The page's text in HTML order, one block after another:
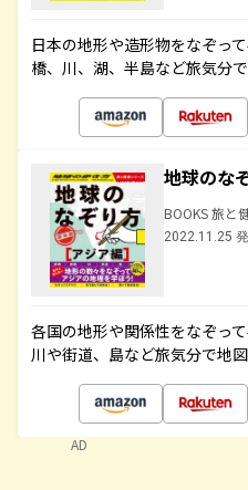
日本の地形や造形物をなぞっ
橋、川、湖、半島など旅気分
地球のな
BOOKS 旅と
2022.11.25
各国の地形や関係性をなぞっ
川や街道、島など旅気分で地
AD